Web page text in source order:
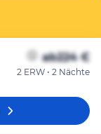
ab224 €
2 ERW • 2 Nächte